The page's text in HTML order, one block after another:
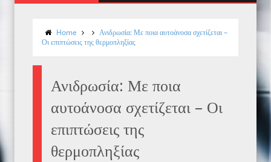
Home
Ανιδρωσία: Με ποια αυτοάνοσα σχετίζεται –
Οι επιπτώσεις της θερμοπληξίας
Ανιδρωσία: Με ποια
αυτοάνοσα σχετίζεται – Οι
επιπτώσεις της
θερμοπληξίας